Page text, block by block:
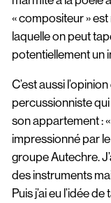
« compositeur »
laquelle on peut
potentiellement un
C’est aussi
percussionniste
son appartement :
impressionné par
groupe Autechre.
des instruments
Puis j’ai eu l’idée